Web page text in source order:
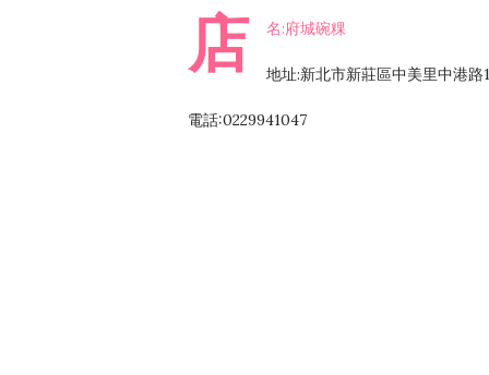
店 名:府城碗粿
地址:新北市新莊區中美里中港路
電話:0229941047